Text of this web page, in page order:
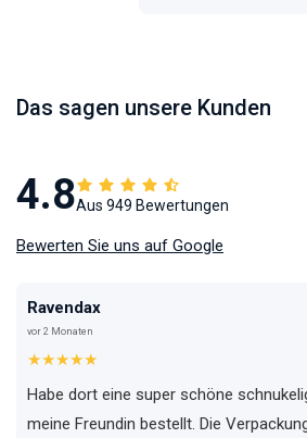
Das sagen unsere Kunden
4.8Aus 949 Bewertungen
Bewerten Sie uns auf Google
Ravendax
vor 2 Monaten
★★★★★
Habe dort eine super schöne
meine Freundin bestellt. Die